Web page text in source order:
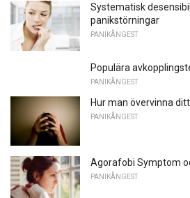
Systematisk
panikstörningar
PANIKÅNGEST
Populära
PANIKÅNGEST
Hur man övervinna
PANIKÅNGEST
Agorafobi Symptom
PANIKÅNGEST